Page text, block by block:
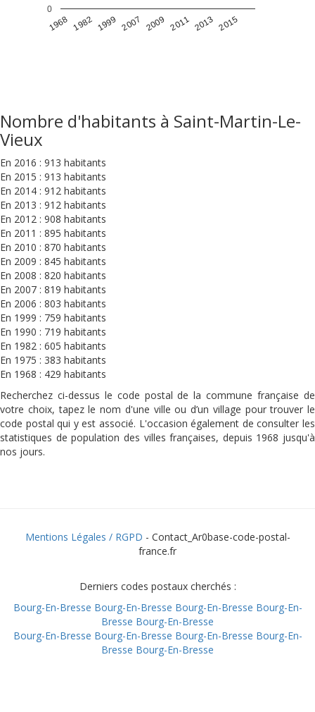
1968 1982 1999 2007 2009 2011 2013 2015
0
Nombre d'habitants à Saint-Martin-Le-
Vieux
En 2016 : 913 habitants
En 2015 : 913 habitants
En 2014 : 912 habitants
En 2013 : 912 habitants
En 2012 : 908 habitants
En 2011 : 895 habitants
En 2010 : 870 habitants
En 2009 : 845 habitants
En 2008 : 820 habitants
En 2007 : 819 habitants
En 2006 : 803 habitants
En 1999 : 759 habitants
En 1990 : 719 habitants
En 1982 : 605 habitants
En 1975 : 383 habitants
En 1968 : 429 habitants
Recherchez ci-dessus le code postal de la commune française de
votre choix, tapez le nom d'une ville ou d’un village pour trouver le
code postal qui y est associé. L'occasion également de consulter les
statistiques de population des villes françaises, depuis 1968 jusqu'à
nos jours.
Mentions Légales / RGPD - Contact_Ar0base-code-postal-
france.fr
Derniers codes postaux cherchés :
Bourg-En-Bresse Bourg-En-Bresse Bourg-En-Bresse Bourg-En-
Bresse Bourg-En-Bresse
Bourg-En-Bresse Bourg-En-Bresse Bourg-En-Bresse Bourg-En-
Bresse Bourg-En-Bresse